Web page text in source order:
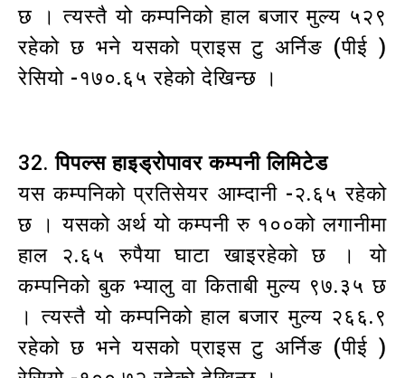
छ । त्यस्तै यो कम्पनिको हाल बजार मुल्य ५२९
रहेको छ भने यसको प्राइस टु अर्निङ (पीई )
रेसियो -१७०.६५ रहेको देखिन्छ ।
32.पिपल्स हाइड्रोपावर कम्पनी लिमिटेड
यस कम्पनिको प्रतिसेयर आम्दानी -२.६५ रहेको
छ । यसको अर्थ यो कम्पनी रु १००को लगानीमा
हाल २.६५ रुपैया घाटा खाइरहेको छ । यो
कम्पनिको बुक भ्यालु वा किताबी मुल्य ९७.३५ छ
। त्यस्तै यो कम्पनिको हाल बजार मुल्य २६६.९
रहेको छ भने यसको प्राइस टु अर्निङ (पीई )